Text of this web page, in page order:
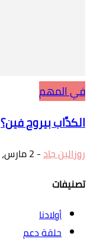
في المهم
الكدَّاب بيروح فين؟
روزالين جاد- 2 مارس، 2025
تصنيفات
أولادنا
حلقة دعم